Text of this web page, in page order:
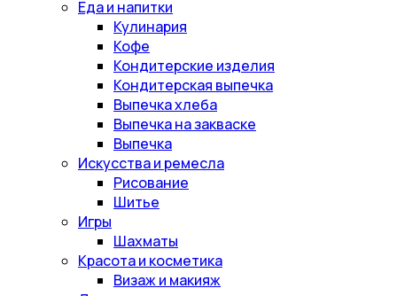
Еда и напитки
Кулинария
Кофе
Кондитерские изделия
Кондитерская выпечка
Выпечка хлеба
Выпечка на закваске
Выпечка
Искусства и ремесла
Рисование
Шитье
Игры
Шахматы
Красота и косметика
Визаж и макияж